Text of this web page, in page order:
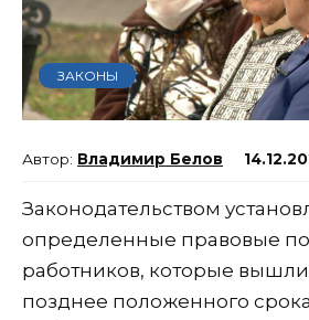
ЗАКОНЫ
Владимир Белов
Законодательством
определенные правовые
работников, которые
позднее положенного